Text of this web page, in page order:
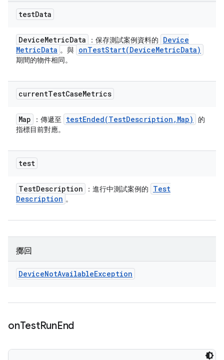
testData
DeviceMetricData ：保存測試案例資料的
Device
MetricData 。與 onTestStart(DeviceMetricData)
期間的物件相同。
currentTestCaseMetrics
Map ：傳遞至 testEnded(TestDescription , Map)
的
指標目前對應。
test
TestDescription ：進行中測試案例的
Test
Description 。
擲回
DeviceNotAvailableException
onTestRunEnd